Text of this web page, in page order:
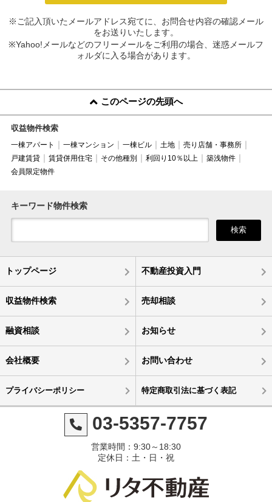
※ご記入頂いたメールアドレス宛てに、お問合せ内容の確認メール
をお送りいたします。
※Yahoo!メールなどのフリーメールをご利用の場合、迷惑メールフ
ォルダに入る場合があります。
このページの先頭へ
収益物件検索
一棟アパート 一棟マンション 一棟ビル 土地
売り店舗・事務所
戸建賃貸
賃貸併用住宅 その他種別 利回り10％以上
築浅物件
会員限定物件
キーワード物件検索
検索
トップページ 不動産投資入門
収益物件検索 売却相談
融資相談 お知らせ
会社概要 お問い合わせ
プライバシーポリシー 特定商取引法に基づく表記
03-5357-7757
営業時間：9:30～18:30
定休日：土・日・祝